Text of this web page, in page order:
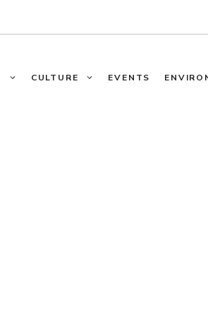
CULTURE EVENTS